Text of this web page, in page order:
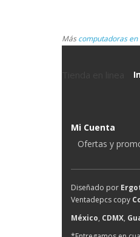
Máscomputadoras en
Mi Cuenta
Ofertas y
Diseñado por
Ventadepcs copy
México, CDMX,